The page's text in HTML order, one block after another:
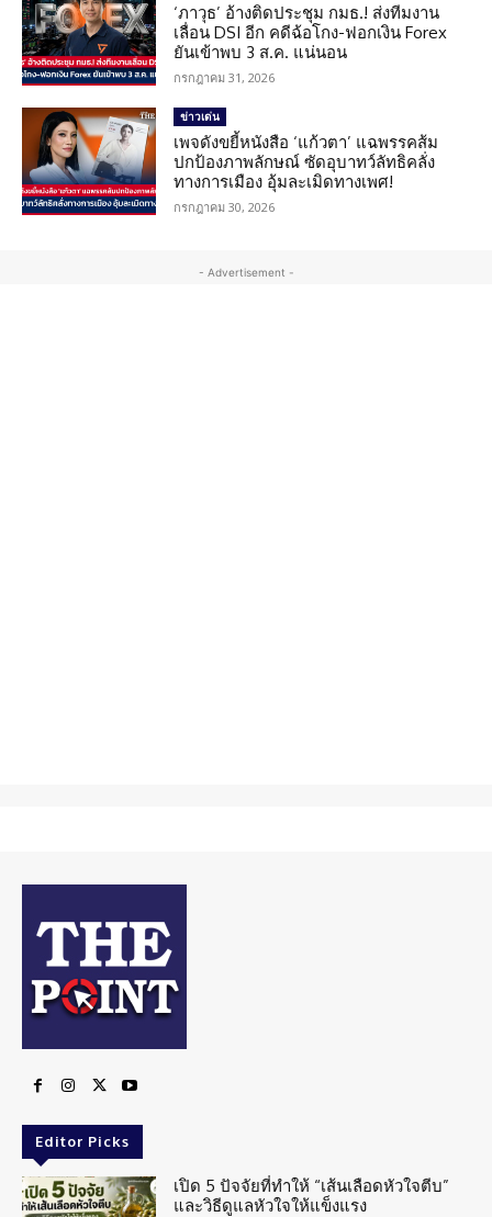
‘ภาวุธ’ อ้างติดประชุม กมธ.! ส่งทีมงาน
เลื่อน DSI อีก คดีฉ้อโกง-ฟอกเงิน Forex
ยันเข้าพบ 3 ส.ค. แน่นอน
กรกฎาคม 31, 2026
ข่าวเด่น
เพจดังขยี้หนังสือ ‘แก้วตา’ แฉพรรคส้ม
ปกป้องภาพลักษณ์ ซัดอุบาทว์ลัทธิคลั่ง
ทางการเมือง อุ้มละเมิดทางเพศ!
กรกฎาคม 30, 2026
- Advertisement -
Editor Picks
เปิด 5 ปัจจัยที่ทำให้ “เส้นเลือดหัวใจตีบ”
และวิธีดูแลหัวใจให้แข็งแรง